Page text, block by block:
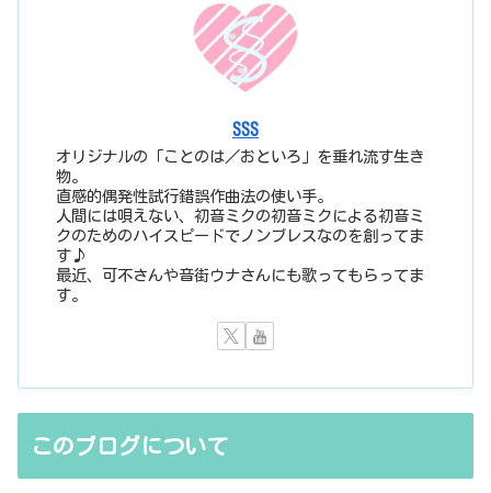
SSS
オリジナルの「ことのは／おといろ」を垂れ流す生き
物。
直感的偶発性試行錯誤作曲法の使い手。
人間には唄えない、初音ミクの初音ミクによる初音ミ
クのためのハイスピードでノンブレスなのを創ってま
す♪
最近、可不さんや音街ウナさんにも歌ってもらってま
す。
このブログについて